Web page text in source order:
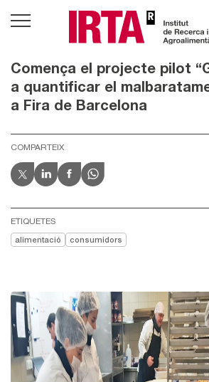
Comença el projecte pilot
a quantificar el
a Fira de Barcelona
COMPARTEIX
ETIQUETES
alimentació consumidors